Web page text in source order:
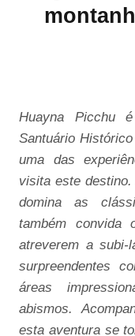
Huayna Picchu
Santuário
uma das
visita este destino.
domina as
também
atreverem a
surpreendentes
áreas
abismos.
esta aventura se